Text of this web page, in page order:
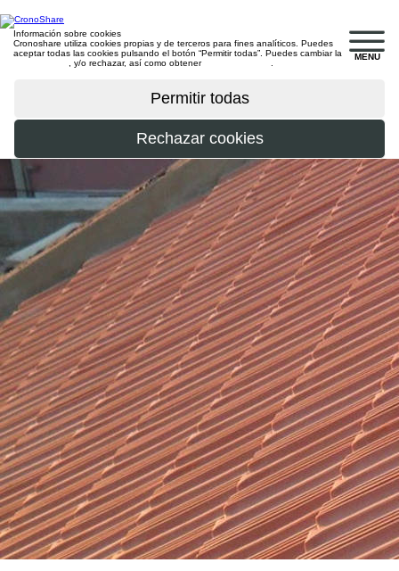
MENU
Información sobre cookies
Cronoshare utiliza cookies propias y de terceros para fines analíticos. Puedes
aceptar todas las cookies pulsando el botón “Permitir todas”. Puedes cambiar la
, y/o rechazar, así como obtener